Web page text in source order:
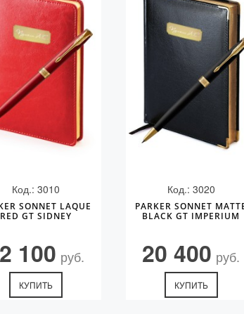
Код.: 3010
SONNET LAQUE
RED GT SIDNEY
100 руб.
КУПИТЬ
Код.: 3020
PARKER SONNET
BLACK GT IMPERIUM
20 400 руб.
КУПИТЬ